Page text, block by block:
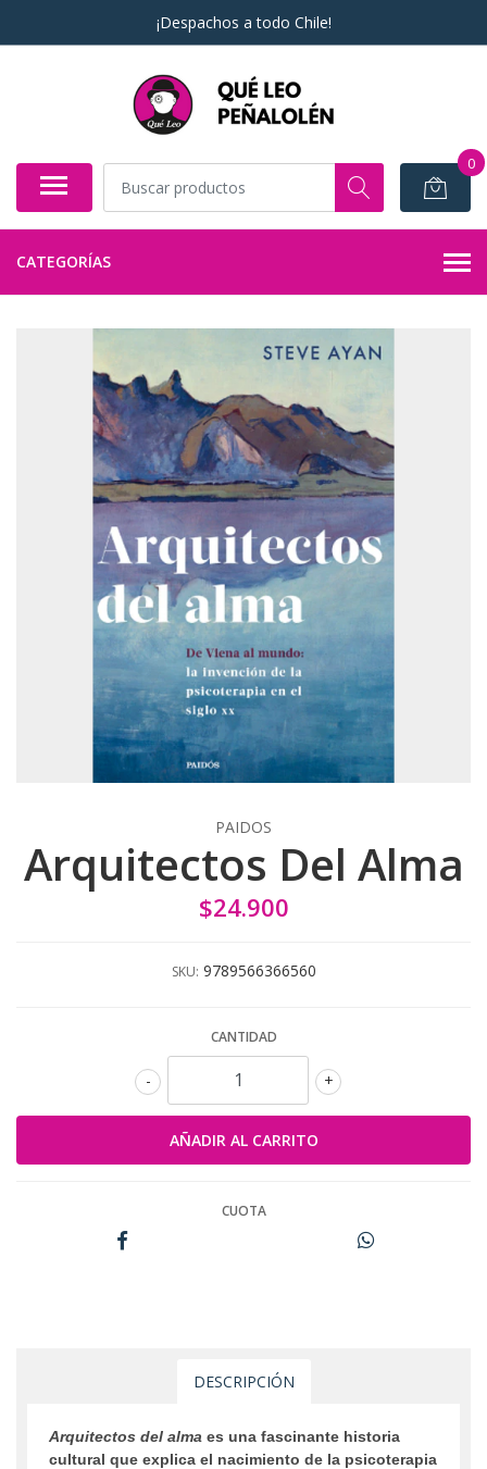
¡Despachos a todo Chile!
0
CATEGORÍAS
PAIDOS
Arquitectos Del Alma
$24.900
SKU: 9789566366560
CANTIDAD
+
-
CUOTA
DESCRIPCIÓN
Arquitectos del alma es una fascinante historia
cultural que explica el nacimiento de la psicoterapia